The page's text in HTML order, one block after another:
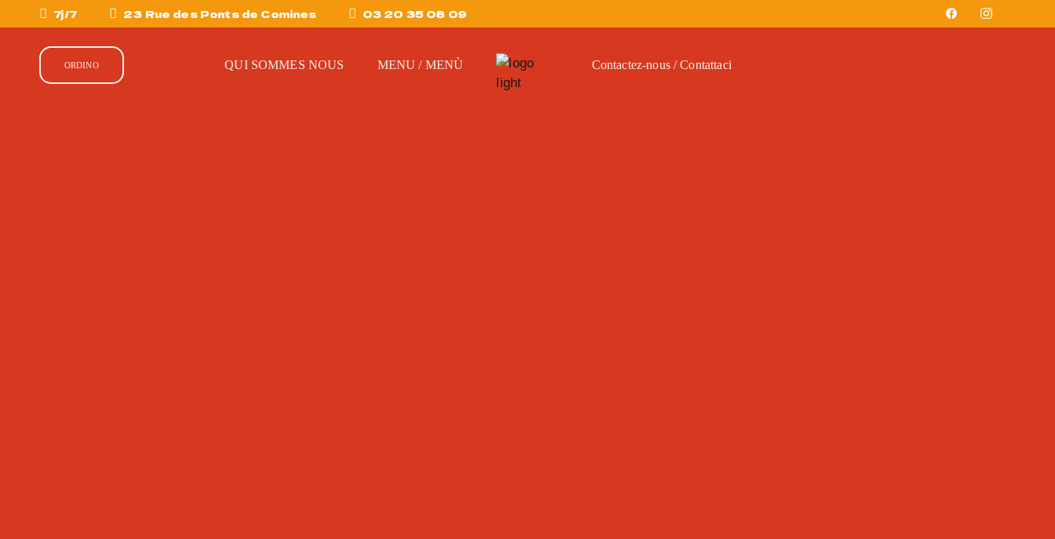
7j/7 23 Rue des Ponts de Comines 03 20 35 08 09
ORDINO QUI SOMMES NOUS MENU / MENÙ Contactez-nous / Contattaci